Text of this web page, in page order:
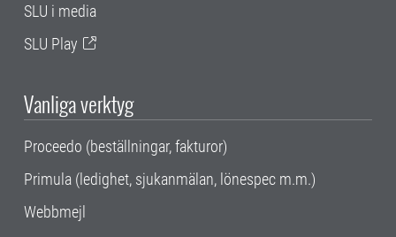
SLU i media
SLU Play
Vanliga verktyg
Proceedo (beställningar, fakturor)
Primula (ledighet, sjukanmälan, lönespec m.m.)
Webbmejl